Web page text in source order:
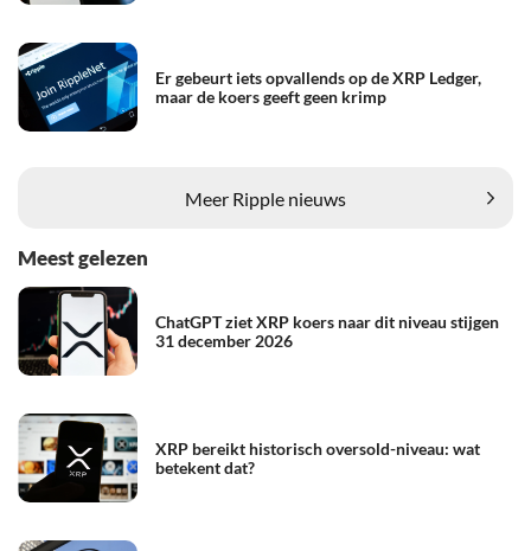
Er gebeurt iets opvallends op de XRP Ledger,
maar de koers geeft geen krimp
Meer Ripple nieuws
Meest gelezen
ChatGPT ziet XRP koers naar dit niveau stijgen
31 december 2026
XRP bereikt historisch oversold-niveau: wat
betekent dat?